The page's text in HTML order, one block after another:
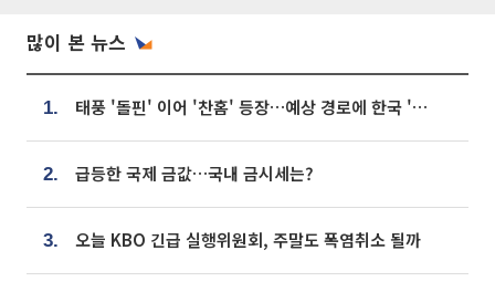
많이 본 뉴스
1. 태풍 '돌핀' 이어 '찬홈' 등장…예상 경로에 한국 '한숨'
2. 급등한 국제 금값…국내 금시세는?
3. 오늘 KBO 긴급 실행위원회, 주말도 폭염취소 될까